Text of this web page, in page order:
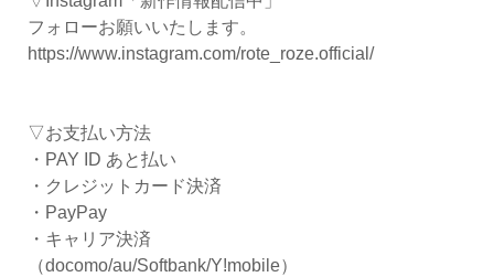
フォローお願いいたします。
https://www.instagram.com/rote_roze.official/
▽お支払い方法
・PAY ID あと払い
・クレジットカード決済
・PayPay
・キャリア決済
（docomo/au/Softbank/Y!mobile）